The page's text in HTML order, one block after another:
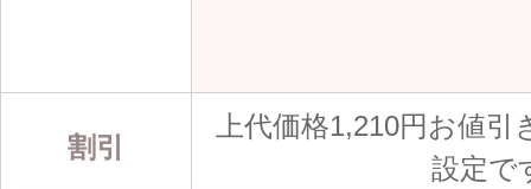
割引
上代価格1,210円お値引
設定で